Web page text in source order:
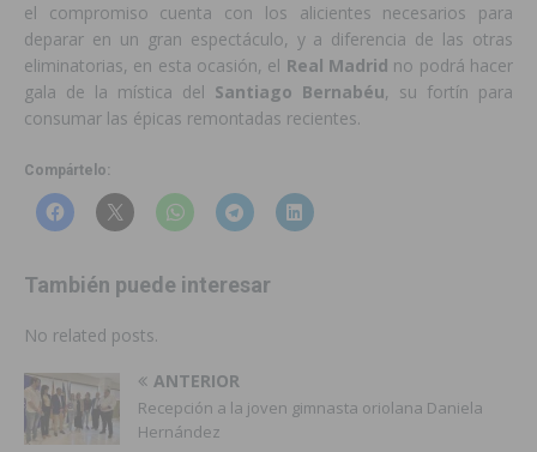
el compromiso cuenta con los alicientes necesarios para
deparar en un gran espectáculo, y a diferencia de las otras
eliminatorias, en esta ocasión, el Real Madrid no podrá hacer
gala de la mística del Santiago Bernabéu, su fortín para
consumar las épicas remontadas recientes.
Compártelo:
También puede interesar
No related posts.
ANTERIOR
Recepción a la joven gimnasta oriolana Daniela
Hernández